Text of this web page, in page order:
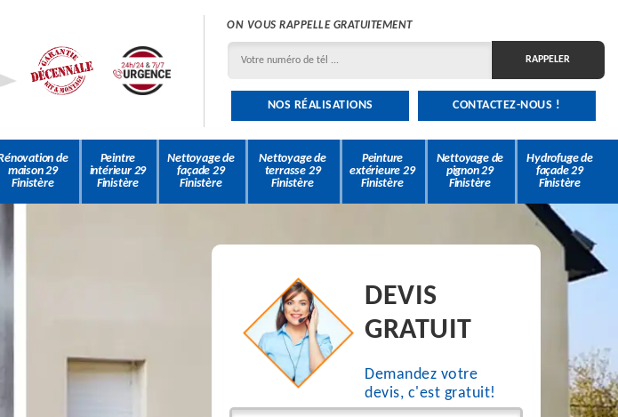
ON VOUS RAPPELLE GRATUITEMENT
NOS RÉALISATIONS CONTACTEZ-NOUS !
de
maison 29
Finistère
Peintre
intérieur 29
Finistère
Nettoyage de
façade 29
Finistère
Nettoyage de
terrasse 29
Finistère
Peinture
extérieure 29
Finistère
Nettoyage de
pignon 29
Finistère
Hydrofuge de
façade 29
Finistère
DEVIS
GRATUIT
Demandez votre
devis, c'est gratuit!